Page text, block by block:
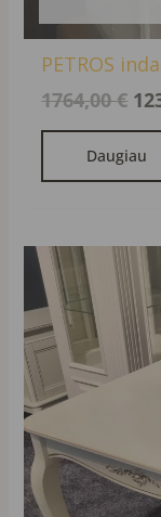
PETROS
1764,00€
Daugiau